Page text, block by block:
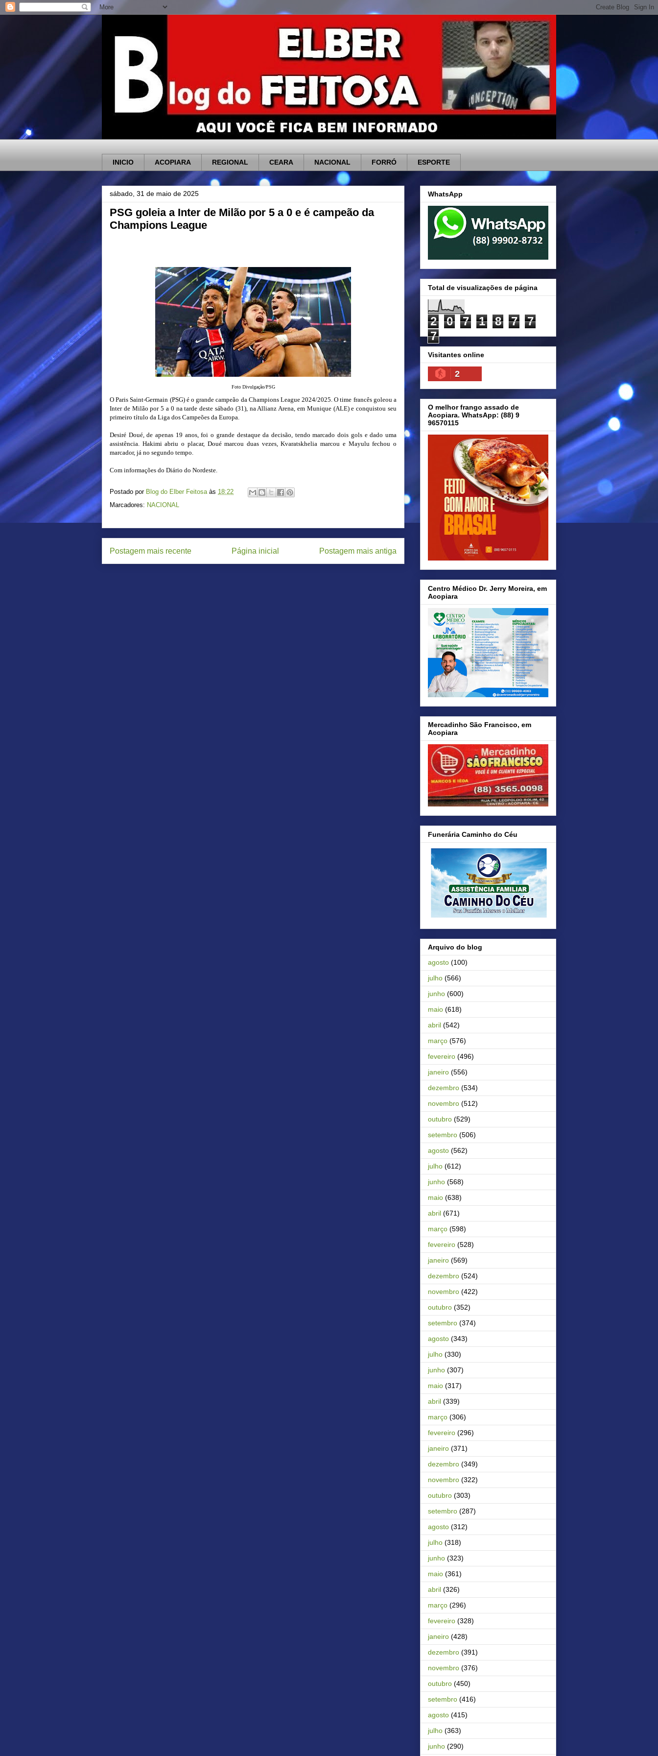
INICIO ACOPIARA REGIONAL CEARA NACIONAL FORRÓ ESPORTE
sábado, 31 de maio de 2025
PSG goleia a Inter de Milão por 5 a 0 e é campeão da
Champions League
Foto Divulgação/PSG
O Paris Saint-Germain (PSG) é o grande campeão da Champions League 2024/2025. O time francês goleou a
Inter de Milão por 5 a 0 na tarde deste sábado (31), na Allianz Arena, em Munique (ALE) e conquistou seu
primeiro título da Liga dos Campeões da Europa.
Desiré Doué, de apenas 19 anos, foi o grande destaque da decisão, tendo marcado dois gols e dado uma
assistência. Hakimi abriu o placar, Doué marcou duas vezes, Kvaratskhelia marcou e Mayulu fechou o
marcador, já no segundo tempo.
Com informações do Diário do Nordeste.
Postado por Blog do Elber Feitosa às 18:22
Marcadores: NACIONAL
Postagem mais recente Postagem mais antiga
Página inicial
WhatsApp
Total de visualizações de página
2 0 7 1 8 7
7
7
Visitantes online
2
O melhor frango assado de
Acopiara. WhatsApp: (88) 9
96570115
Centro Médico Dr. Jerry Moreira, em
Acopiara
Mercadinho São Francisco, em
Acopiara
Funerária Caminho do Céu
Arquivo do blog
agosto (100)
julho (566)
junho (600)
maio (618)
abril (542)
março (576)
fevereiro (496)
janeiro (556)
dezembro (534)
novembro (512)
outubro (529)
setembro (506)
agosto (562)
julho (612)
junho (568)
maio (638)
abril (671)
março (598)
fevereiro (528)
janeiro (569)
dezembro (524)
novembro (422)
outubro (352)
setembro (374)
agosto (343)
julho (330)
junho (307)
maio (317)
abril (339)
março (306)
fevereiro (296)
janeiro (371)
dezembro (349)
novembro (322)
outubro (303)
setembro (287)
agosto (312)
julho (318)
junho (323)
maio (361)
abril (326)
março (296)
fevereiro (328)
janeiro (428)
dezembro (391)
novembro (376)
outubro (450)
setembro (416)
agosto (415)
julho (363)
junho (290)